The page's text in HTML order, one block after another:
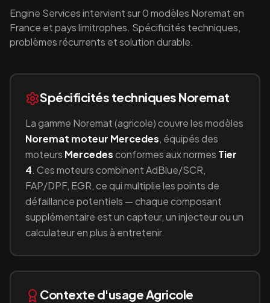
Engine Services intervient sur0modèles Noremat en
France et pays limitrophes. Spécificités techniques,
problèmes récurrents et solution durable.
Spécificités techniques Noremat
La gamme Noremat(agricole) couvre les modèles
Noremat moteur Mercedes, équipésdes
moteurs Mercedesconformes aux normes Tier
4. Ces moteurs combinentAdBlue/SCR,
FAP/DPF, EGR, ce qui multiplie les points de
défaillance potentiels — chaque composant
supplémentaire est un capteur, un injecteur ou un
calculateur en plus à entretenir.
Contexte d'usageAgricole